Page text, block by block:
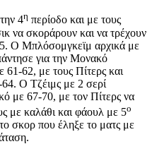
4η περίοδο και με τους
να σκοράρουν και να τρέχουν
Ο Μπλόσομγκεϊμ αρχικά με
για την Μονακό
61-62, με τους Πίτερς και
Ο Τζέιμς με 2 σερί
με 67-70, με τον Πίτερς να
με καλάθι και φάουλ με 5ο
σκορ που έληξε το ματς με